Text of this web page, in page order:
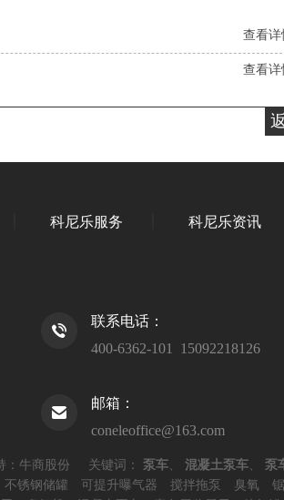
查看详
查看详
科尼乐服务 科尼乐资讯
联系电话：
400-6362-101 15092218126
邮箱：
coneleoffice@163.com
：牛商股份 关键词： 泵车、 混凝土泵车、 泵
不锈钢储罐 可提升曝气器 搅拌拖泵 臭氧